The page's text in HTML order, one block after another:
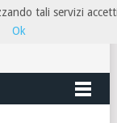
tali servizi
Ok